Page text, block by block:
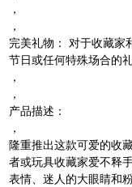
，
，
完美礼物： 对于收藏家
节日或任何特殊场合的
，
，
产品描述：
，
隆重推出这款可爱的收
者或玩具收藏家爱不释
表情、迷人的大眼睛和